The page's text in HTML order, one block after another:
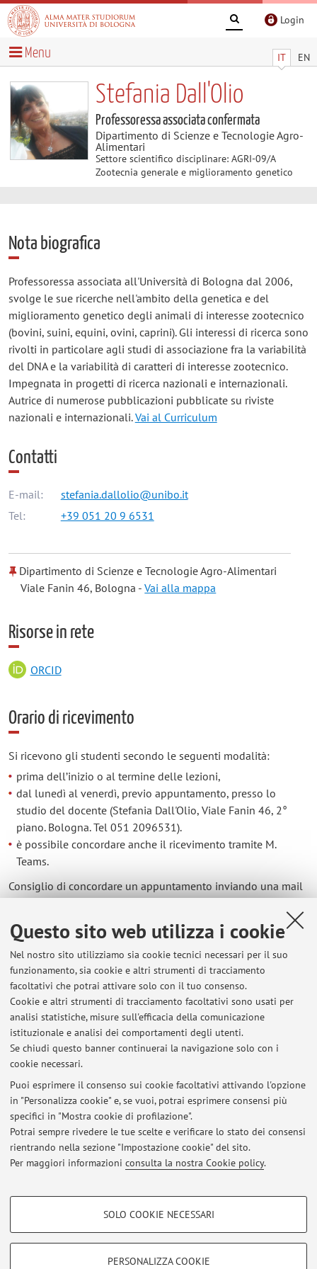
Questo sito web utilizza i cookie
Nel nostro sito utilizziamo sia cookie tecnici necessari per il suo
funzionamento, sia cookie e altri strumenti di tracciamento
facoltativi che potrai attivare solo con il tuo consenso.
Cookie e altri strumenti di tracciamento facoltativi sono usati per
analisi statistiche, misure sull'efficacia della comunicazione
istituzionale e analisi dei comportamenti degli utenti.
Se chiudi questo banner continuerai la navigazione solo con i
cookie necessari.
Puoi esprimere il consenso sui cookie facoltativi attivando l'opzione
in "Personalizza cookie" e, se vuoi, potrai esprimere consensi più
specifici in "Mostra cookie di profilazione".
Potrai sempre rivedere le tue scelte e verificare lo stato dei consensi
rientrando nella sezione "Impostazione cookie" del sito.
Per maggiori informazioni consulta la nostra Cookie policy.
COOKIE DI PROFILAZIONE - FACOLTATIVI
SOLO COOKIE NECESSARI
PERSONALIZZA COOKIE
Login
IT EN
Menu
Stefania Dall'Olio
Professoressa associata confermata
Dipartimento di Scienze e Tecnologie Agro-
Alimentari
Settore scientifico disciplinare: AGRI-09/A
Zootecnia generale e miglioramento genetico
Nota biografica
Professoressa associata all'Università di Bologna dal 2006,
svolge le sue ricerche nell'ambito della genetica e del
miglioramento genetico degli animali di interesse zootecnico
(bovini, suini, equini, ovini, caprini). Gli interessi di ricerca sono
rivolti in particolare agli studi di associazione fra la variabilità
del DNA e la variabilità di caratteri di interesse zootecnico.
Impegnata in progetti di ricerca nazionali e internazionali.
Autrice di numerose pubblicazioni pubblicate su riviste
nazionali e internazionali.Vai al Curriculum
Contatti
E-mail:
stefania.dallolio@unibo.it
Tel:
+39 051 20 9 6531
Dipartimento di Scienze e Tecnologie Agro-Alimentari
Viale Fanin 46, Bologna -Vai alla mappa
Risorse in rete
ORCID
Orario di ricevimento
Si ricevono gli studenti secondo le seguenti modalità:
prima dell’inizio o al termine delle lezioni,
dal lunedì al venerdì, previo appuntamento, presso lo
studio del docente (Stefania Dall'Olio, Viale Fanin 46, 2°
piano. Bologna. Tel 051 2096531).
è possibile concordare anche il ricevimento tramite M.
Teams.
Consiglio di concordare un appuntamento inviando una mail
al seguente indirizzo: stefania.dallolio@unibo.it (utilizzare
Ultimi avvisi
Esito esame Zootecnica del 18.09.2019
Pubblicato il: 28 settembre 2019
Esito esame di Genetica e miglioramento genetico del 12.09.2019
Pubblicato il: 13 settembre 2019
Esiti esame di Genetica e miglioramento genetico del 31.07.2019
Pubblicato il: 06 agosto 2019
Area riservata
Accedi tramiteloginper gestire tutti i contenuti del sito.